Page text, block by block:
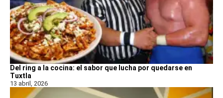
Del ring a la cocina: el sabor que lucha por quedarse en
Tuxtla
13 abril, 2026